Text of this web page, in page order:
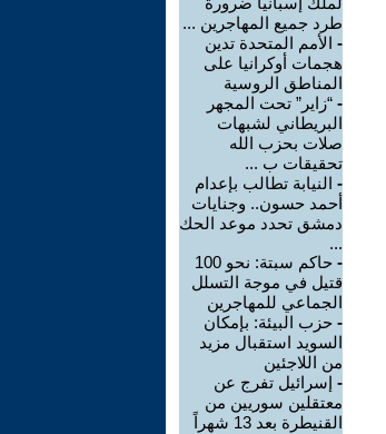
طرد جميع المهاجرين ...
- الأمم المتحدة تدين
هجمات أوكرانيا على
المناطق الروسية
- “زاير” تحت المجهر
البريطاني لشبهات
صلات بحزب الله
تحقيقات ب ...
- النيابة تطالب بإعدام
أحمد حسون.. وجنايات
دمشق تحدد موعد الحك
...
-
حاكم سبتة: نحو 100
قتيل في موجة التسلل
الجماعي للمهاجرين
- حزب البيئة: بإمكان
السويد استقبال مزيد
من اللاجئين
- إسرائيل تفرج عن
معتقلين سوريين من
القنيطرة بعد 13 شهراً